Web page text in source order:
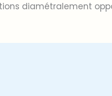
diamétralement